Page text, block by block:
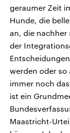
geraumer Zeit
Hunde, die
an, die nachher
der
werden oder so
immer noch
ist ein
Maastricht-